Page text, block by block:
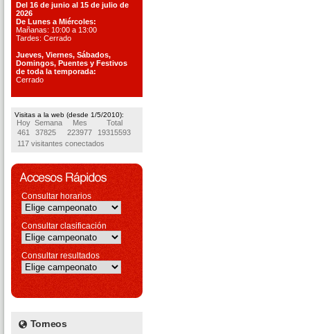
Del 16 de junio al 15 de julio de
2026
De Lunes a Miércoles:
Mañanas: 10:00 a 13:00
Tardes: Cerrado
Jueves, Viernes, Sábados,
Domingos, Puentes y Festivos
de toda la temporada:
Cerrado
Visitas a la web (desde 1/5/2010):
Hoy Semana Mes
Total
461
37825 223977
19315593
117 visitantes conectados
Consultar horarios
Consultar clasificación
Consultar resultados
Torneos